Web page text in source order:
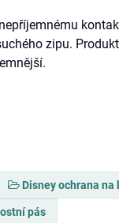
zipu.
Disney ochrana
pás